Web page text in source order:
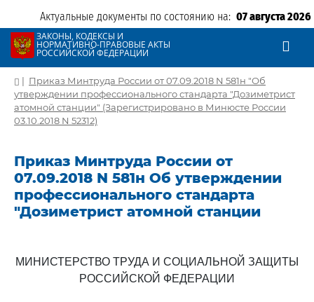
Актуальные документы по состоянию на: 07 августа 2026
ЗАКОНЫ, КОДЕКСЫ И
НОРМАТИВНО-ПРАВОВЫЕ АКТЫ
РОССИЙСКОЙ ФЕДЕРАЦИИ
| Приказ Минтруда России от 07.09.2018 N 581н "Об
утверждении профессионального стандарта "Дозиметрист
атомной станции" (Зарегистрировано в Минюсте России
03.10.2018 N 52312)
Приказ Минтруда России от
07.09.2018 N 581н Об утверждении
профессионального стандарта
"Дозиметрист атомной станции
МИНИСТЕРСТВО ТРУДА И СОЦИАЛЬНОЙ ЗАЩИТЫ
РОССИЙСКОЙ ФЕДЕРАЦИИ